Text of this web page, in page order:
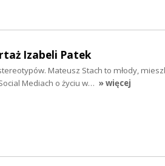
Izabeli Patek
Mateusz Stach to młody,
Mediach o życiu w… » więcej